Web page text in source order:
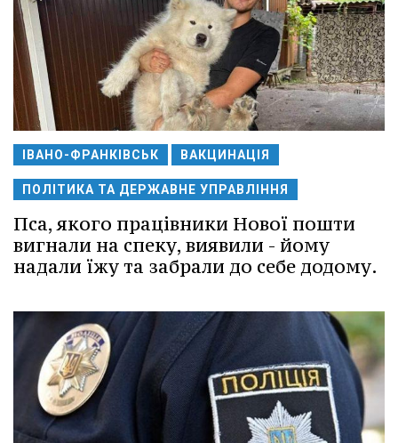
ІВАНО-ФРАНКІВСЬК ВАКЦИНАЦІЯ
ПОЛІТИКА ТА ДЕРЖАВНЕ УПРАВЛІННЯ
Пса, якого працівники Нової пошти
вигнали на спеку, виявили - йому
надали їжу та забрали до себе додому.